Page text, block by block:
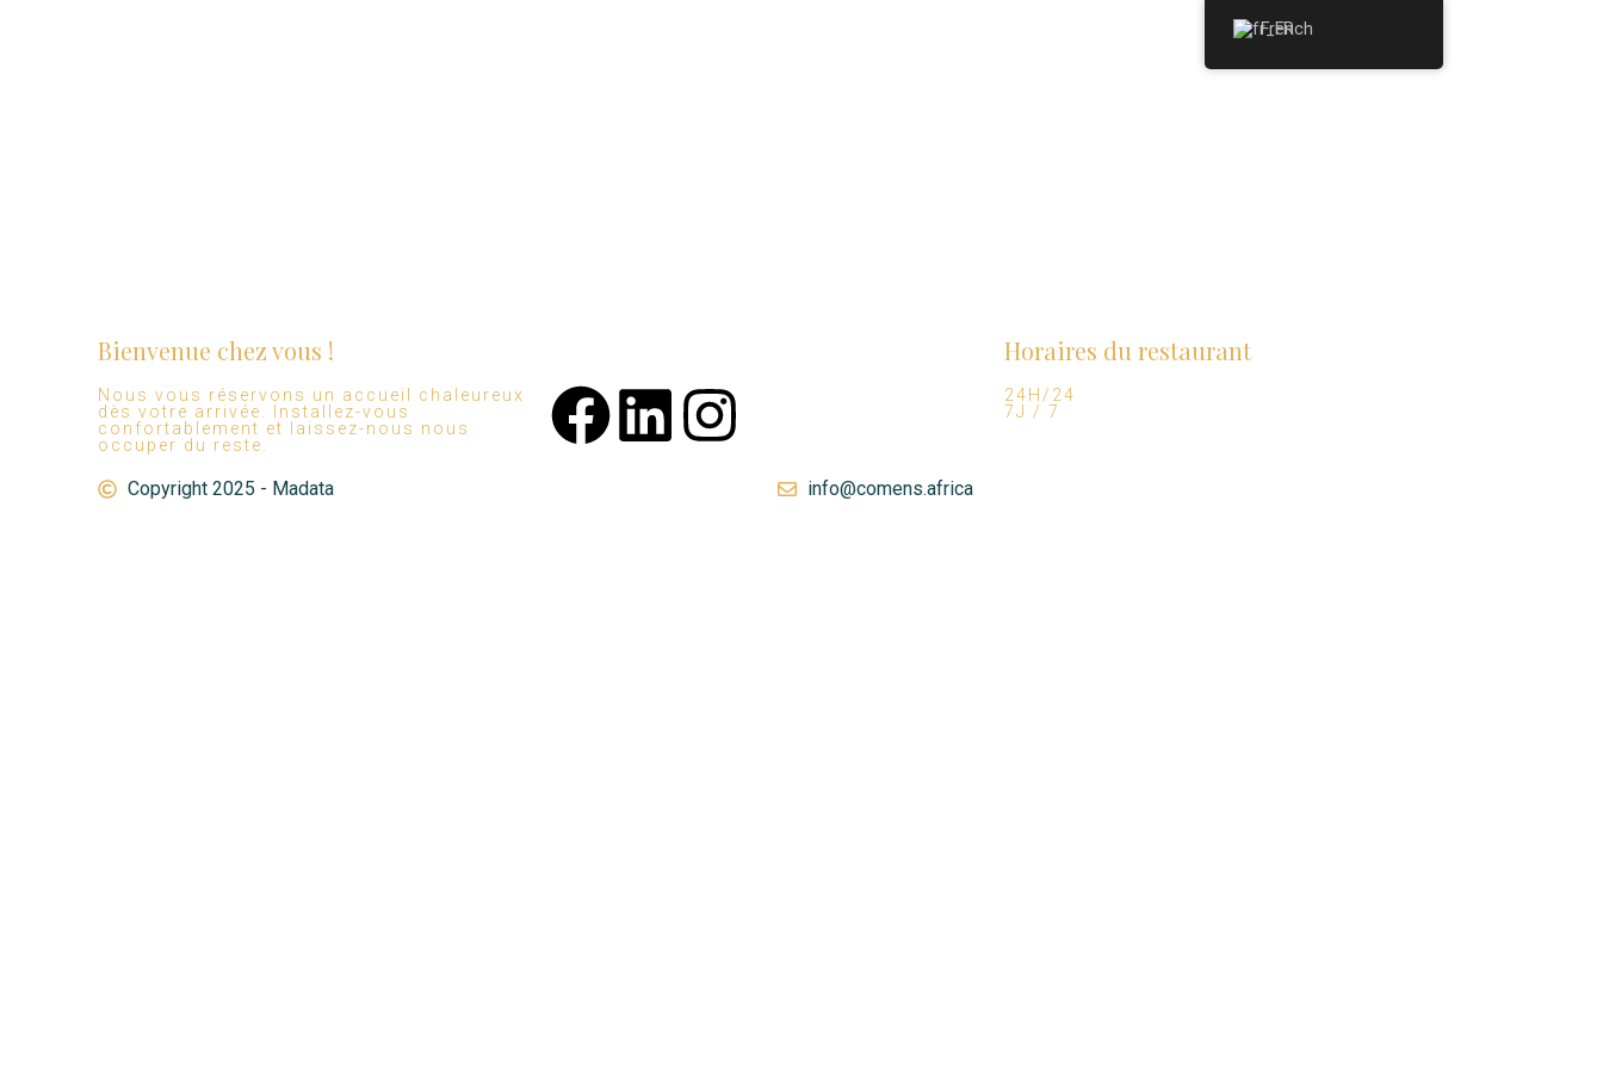
Bienvenue chez vous !
Nous vous réservons un accueil chaleureux
dès votre arrivée. Installez-vous
confortablement et laissez-nous nous
occuper du reste.
Horaires du restaurant
24H/24
7J / 7
Copyright 2025 - Madata info@comens.africa
French